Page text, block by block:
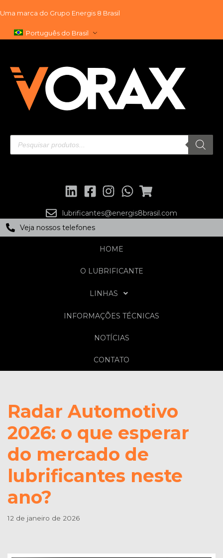
para
Uma marca do Grupo Energis 8 Brasil
Português do Brasil
lubrificantes@energis8brasil.com
Veja nossos telefones
HOME
O LUBRIFICANTE
LINHAS
INFORMAÇÕES TÉCNICAS
NOTÍCIAS
CONTATO
Radar Automotivo
2026: o que esperar
do mercado de
lubrificantes neste
ano?
12 de janeiro de 2026